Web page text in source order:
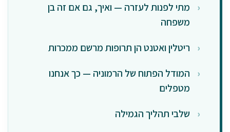
מתי לפנות לעזרה — ואיך, גם אם זה בן
משפחה
ריטלין ואטנט הן תרופות מרשם ממכרות
המודל הפתוח של הרמוניה — כך אנחנו
מטפלים
שלבי תהליך הגמילה